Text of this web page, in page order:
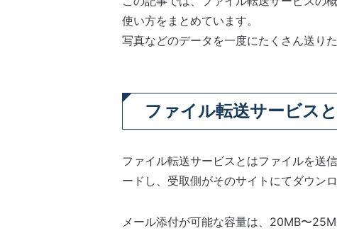
使い方をまとめています。
写真などのデータを一度にたくさん送り
ファイル転送サービス
ファイル転送サービスとはファイルを送
ードし、受取側がそのサイトにてダウン
メール添付が可能な容量は、20MB〜